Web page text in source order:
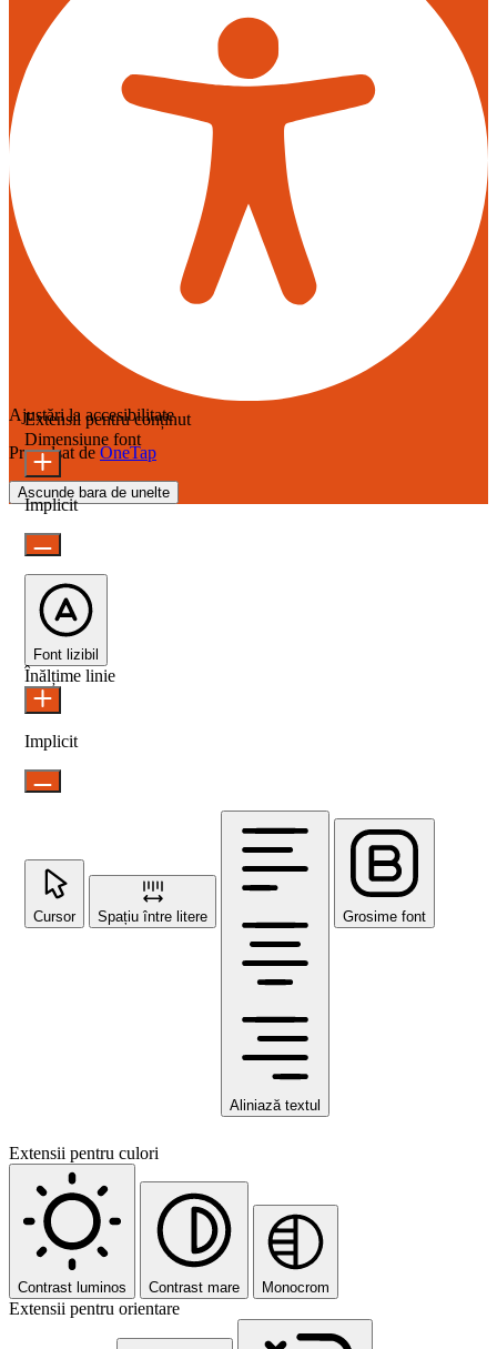
Ajustări la accesibilitate
Propulsat de OneTap
Ascunde bara de unelte
Extensii pentru conținut
Dimensiune font
Implicit
Font lizibil
Înălțime linie
Implicit
Cursor Spațiu între litere
Aliniază textul
Grosime font
Extensii pentru culori
Contrast luminos Contrast mare Monocrom
Extensii pentru orientare